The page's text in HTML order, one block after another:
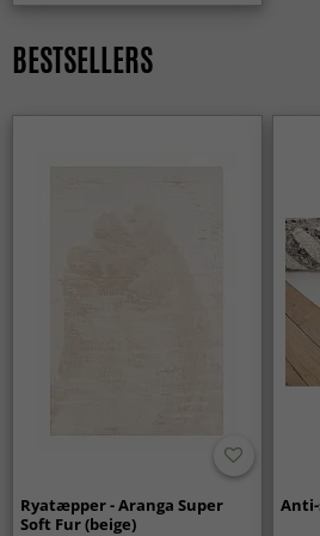
være deres bløde og komfortable
trygt miljø og holder sig pæne –
varmere fornemmelse i rummet.
Er rya-tæpper et godt valg til
Ja, rya-tæpper er designet til at
form over tid. Med enkel pleje
bidrager til et stilfuldt og
BESTSELLERS
Ryatæpper - Aranga Super
Soft Fur (beige)